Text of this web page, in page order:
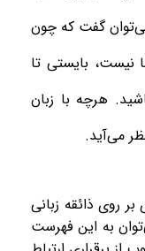
گفت که چون
نیست، بایستی تا
هرچه با زبان
می‌آید.
روی ذائقه زبانی
به این فهرست